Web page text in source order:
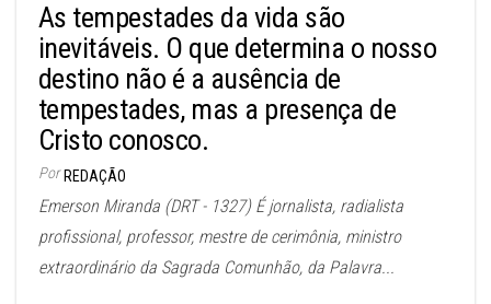
As tempestades da vida são
inevitáveis. O que determina o nosso
destino não é a ausência de
tempestades, mas a presença de
Cristo conosco.
Por REDAÇÃO
Emerson Miranda (DRT - 1327) É jornalista, radialista
profissional, professor, mestre de cerimônia, ministro
extraordinário da Sagrada Comunhão, da Palavra...